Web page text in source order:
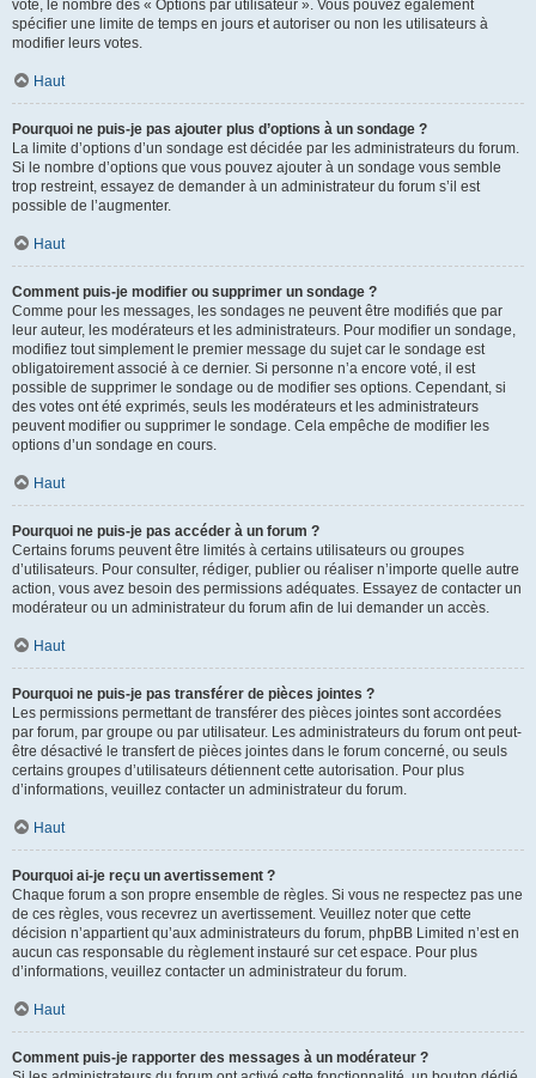
vote, le nombre des « Options par utilisateur ». Vous pouvez également
spécifier une limite de temps en jours et autoriser ou non les utilisateurs à
modifier leurs votes.
Haut
Pourquoi ne puis-je pas ajouter plus d’options à un sondage ?
La limite d’options d’un sondage est décidée par les administrateurs du forum.
Si le nombre d’options que vous pouvez ajouter à un sondage vous semble
trop restreint, essayez de demander à un administrateur du forum s’il est
possible de l’augmenter.
Haut
Comment puis-je modifier ou supprimer un sondage ?
Comme pour les messages, les sondages ne peuvent être modifiés que par
leur auteur, les modérateurs et les administrateurs. Pour modifier un sondage,
modifiez tout simplement le premier message du sujet car le sondage est
obligatoirement associé à ce dernier. Si personne n’a encore voté, il est
possible de supprimer le sondage ou de modifier ses options. Cependant, si
des votes ont été exprimés, seuls les modérateurs et les administrateurs
peuvent modifier ou supprimer le sondage. Cela empêche de modifier les
options d’un sondage en cours.
Haut
Pourquoi ne puis-je pas accéder à un forum ?
Certains forums peuvent être limités à certains utilisateurs ou groupes
d’utilisateurs. Pour consulter, rédiger, publier ou réaliser n’importe quelle autre
action, vous avez besoin des permissions adéquates. Essayez de contacter un
modérateur ou un administrateur du forum afin de lui demander un accès.
Haut
Pourquoi ne puis-je pas transférer de pièces jointes ?
Les permissions permettant de transférer des pièces jointes sont accordées
par forum, par groupe ou par utilisateur. Les administrateurs du forum ont peut-
être désactivé le transfert de pièces jointes dans le forum concerné, ou seuls
certains groupes d’utilisateurs détiennent cette autorisation. Pour plus
d’informations, veuillez contacter un administrateur du forum.
Haut
Pourquoi ai-je reçu un avertissement ?
Chaque forum a son propre ensemble de règles. Si vous ne respectez pas une
de ces règles, vous recevrez un avertissement. Veuillez noter que cette
décision n’appartient qu’aux administrateurs du forum, phpBB Limited n’est en
aucun cas responsable du règlement instauré sur cet espace. Pour plus
d’informations, veuillez contacter un administrateur du forum.
Haut
Comment puis-je rapporter des messages à un modérateur ?